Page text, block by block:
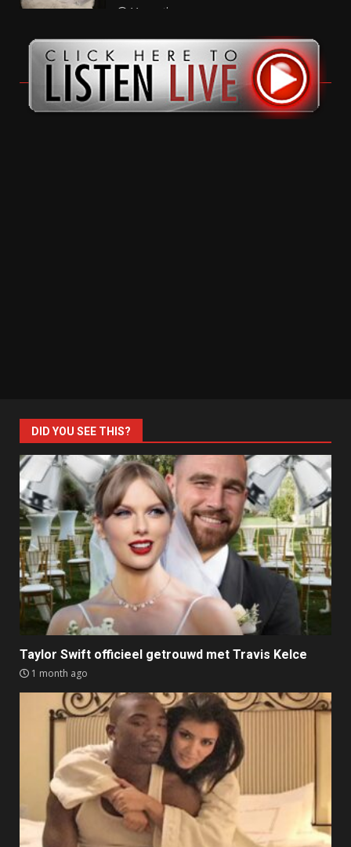
11 months ago
DID YOU SEE THIS?
Taylor Swift officieel getrouwd met Travis Kelce
1 month ago